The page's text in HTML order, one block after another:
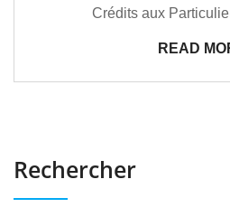
Crédits aux
READ
Rechercher